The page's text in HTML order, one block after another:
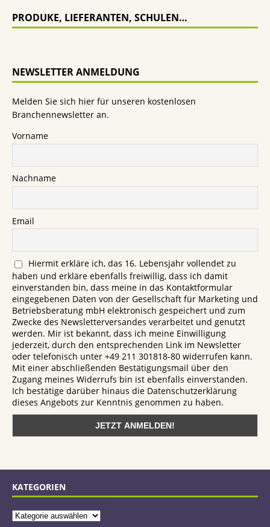
PRODUKE, LIEFERANTEN, SCHULEN…
NEWSLETTER ANMELDUNG
Melden Sie sich hier für unseren kostenlosen
Branchennewsletter an.
Vorname
Nachname
Email
Hiermit erkläre ich, das 16. Lebensjahr vollendet zu
haben und erkläre ebenfalls freiwillig, dass ich damit
einverstanden bin, dass meine in das Kontaktformular
eingegebenen Daten von der Gesellschaft für Marketing und
Betriebsberatung mbH elektronisch gespeichert und zum
Zwecke des Newsletterversandes verarbeitet und genutzt
werden. Mir ist bekannt, dass ich meine Einwilligung
jederzeit, durch den entsprechenden Link im Newsletter
oder telefonisch unter +49 211 301818-80 widerrufen kann.
Mit einer abschließenden Bestätigungsmail über den
Zugang meines Widerrufs bin ist ebenfalls einverstanden.
Ich bestätige darüber hinaus die Datenschutzerklärung
dieses Angebots zur Kenntnis genommen zu haben.
KATEGORIEN